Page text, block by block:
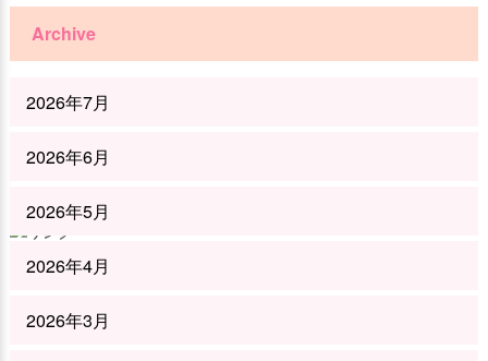
Archive
2026年7月
2026年6月
2026年5月
2026年4月
2026年3月